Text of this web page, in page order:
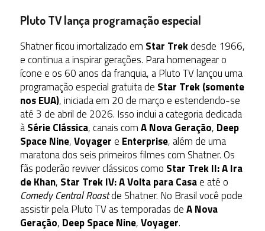
Pluto TV lança programação especial
Shatner ficou imortalizado em Star Trekdesde 1966,
e continua a inspirar gerações. Para homenagear o
ícone e os 60 anos da franquia, aPluto TVlançou uma
programação especial gratuita de Star Trek (somente
nos EUA), iniciada em 20 de março e estendendo-se
até 3 de abril de 2026. Isso inclui a categoria dedicada
àSérie Clássica, canais comA Nova Geração, Deep
Space Nine,Voyagere Enterprise, além de uma
maratona dos seis primeiros filmes com Shatner. Os
fãs poderão reviver clássicos como Star Trek II: A Ira
de Khan, Star Trek IV: A Volta para Casae até o
Comedy Central Roastde Shatner. No Brasil você pode
assistir pela Pluto TV as temporadas deA Nova
Geração, Deep Space Nine,Voyager.